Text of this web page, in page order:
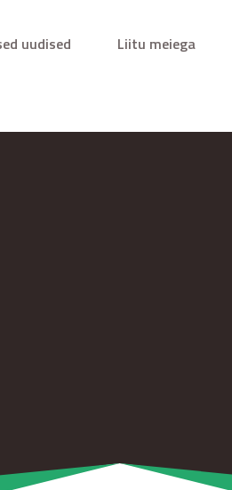
uudised Liitu meiega